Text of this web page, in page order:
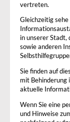
vertreten.
Gleichzeitig
in unserer Stadt,
sowie anderen
Sie finden auf
mit Behinderung
aktuelle
Wenn Sie eine
und Hinweise